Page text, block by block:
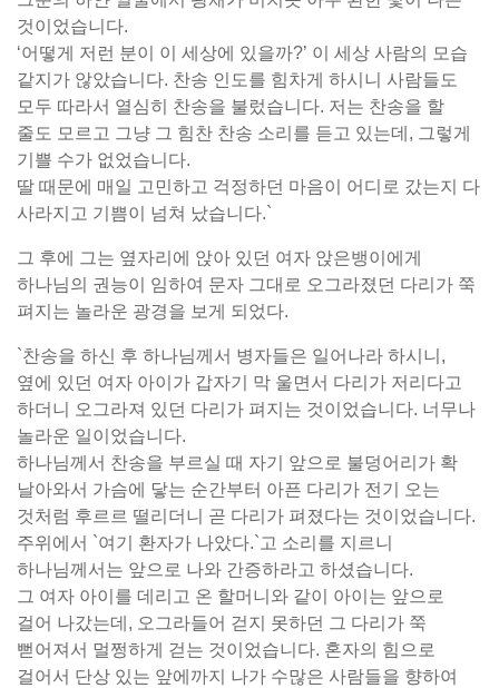
것이었습니다.
‘어떻게 저런 분이 이 세상에 있을까?’ 이 세상 사람의 모습
같지가 않았습니다. 찬송 인도를 힘차게 하시니 사람들도
모두 따라서 열심히 찬송을 불렀습니다. 저는 찬송을 할
줄도 모르고 그냥 그 힘찬 찬송 소리를 듣고 있는데, 그렇게
기쁠 수가 없었습니다.
딸 때문에 매일 고민하고 걱정하던 마음이 어디로 갔는지 다
사라지고 기쁨이 넘쳐 났습니다.`
그 후에 그는 옆자리에 앉아 있던 여자 앉은뱅이에게
하나님의 권능이 임하여 문자 그대로 오그라졌던 다리가 쭉
펴지는 놀라운 광경을 보게 되었다.
`찬송을 하신 후 하나님께서 병자들은 일어나라 하시니,
옆에 있던 여자 아이가 갑자기 막 울면서 다리가 저리다고
하더니 오그라져 있던 다리가 펴지는 것이었습니다. 너무나
놀라운 일이었습니다.
하나님께서 찬송을 부르실 때 자기 앞으로 불덩어리가 확
날아와서 가슴에 닿는 순간부터 아픈 다리가 전기 오는
것처럼 후르르 떨리더니 곧 다리가 펴졌다는 것이었습니다.
주위에서 `여기 환자가 나았다.`고 소리를 지르니
하나님께서는 앞으로 나와 간증하라고 하셨습니다.
그 여자 아이를 데리고 온 할머니와 같이 아이는 앞으로
걸어 나갔는데, 오그라들어 걷지 못하던 그 다리가 쭉
뻗어져서 멀쩡하게 걷는 것이었습니다. 혼자의 힘으로
걸어서 단상 있는 앞에까지 나가 수많은 사람들을 향하여